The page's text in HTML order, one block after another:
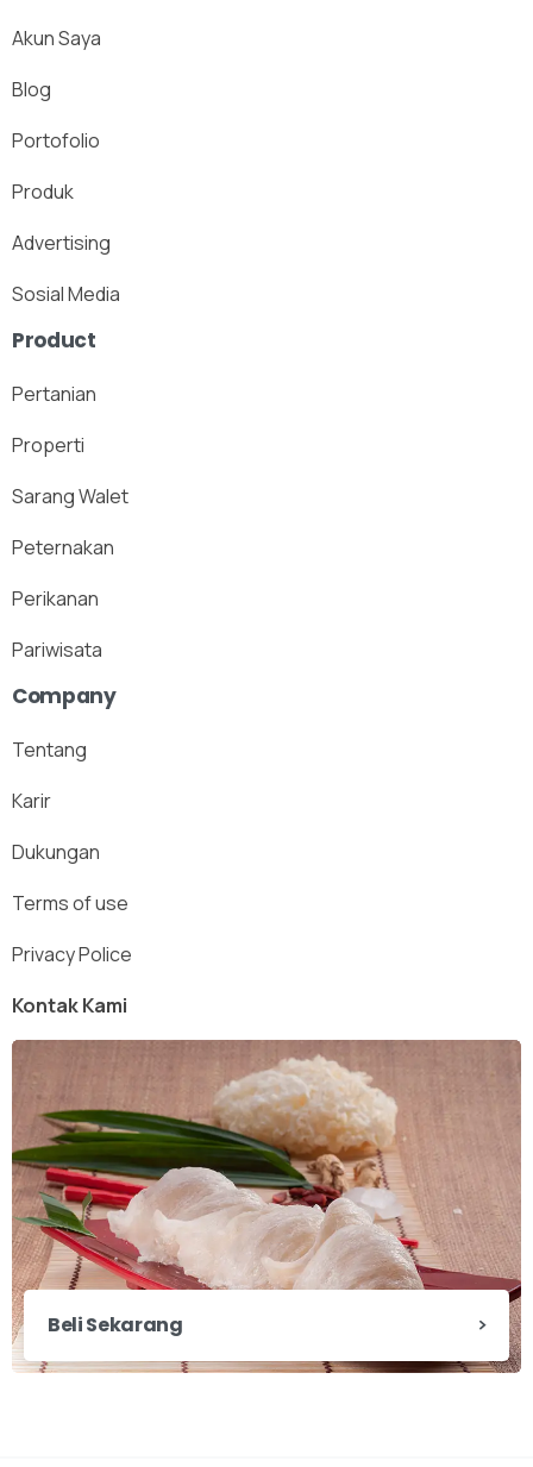
Akun Saya
Blog
Portofolio
Produk
Advertising
Sosial Media
Product
Pertanian
Properti
Sarang Walet
Peternakan
Perikanan
Pariwisata
Company
Tentang
Karir
Dukungan
Terms of use
Privacy Police
Kontak Kami
Beli Sekarang